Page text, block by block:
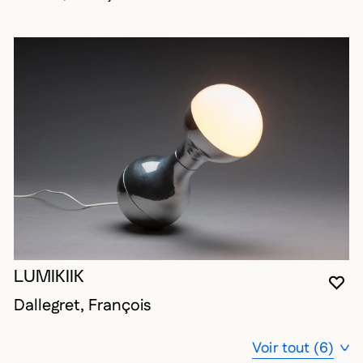
LUMIKIIK
Dallegret, François
Voir tout (6)